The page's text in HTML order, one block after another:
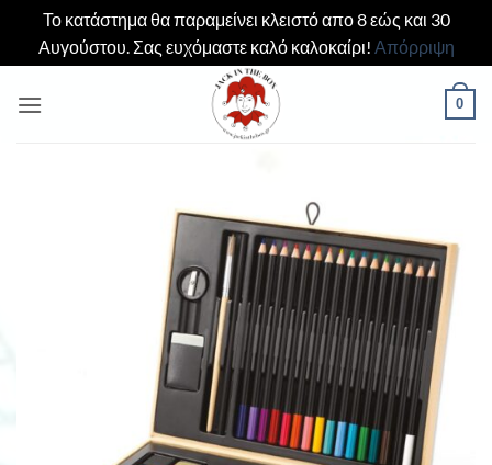
Το κατάστημα θα παραμείνει κλειστό απο 8 εώς και 30
Αυγούστου. Σας ευχόμαστε καλό καλοκαίρι! Απόρριψη
στο
0